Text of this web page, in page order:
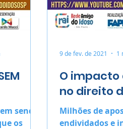
sendo
os
O impacto
no direito
Milhões de
endividados e
9 de fev. de 2021 1